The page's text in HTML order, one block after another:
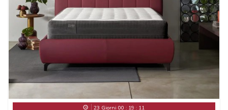
23 Giorni 00 : 19 : 08